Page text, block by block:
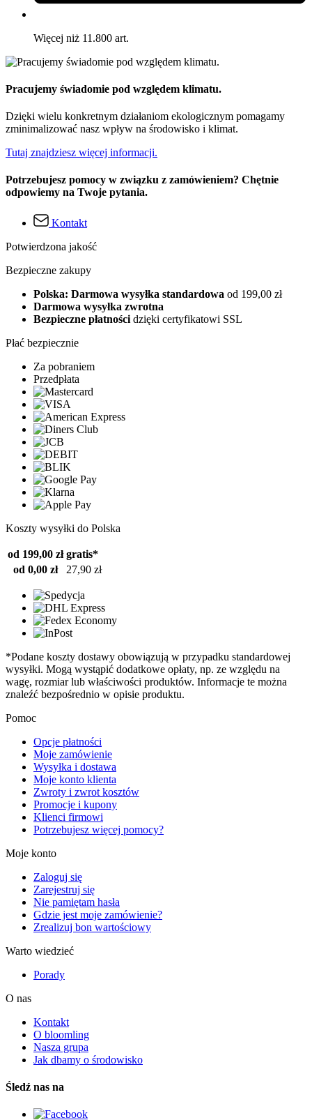
Więcej niż 11.800 art.
Pracujemy świadomie pod względem klimatu.
Dzięki wielu konkretnym działaniom ekologicznym pomagamy
zminimalizować nasz wpływ na środowisko i klimat.
Tutaj znajdziesz więcej informacji.
Potrzebujesz pomocy w związku z zamówieniem? Chętnie
odpowiemy na Twoje pytania.
Kontakt
Potwierdzona jakość
Bezpieczne zakupy
Polska: Darmowa wysyłka standardowa od 199,00 zł
Darmowa wysyłka zwrotna
Bezpieczne płatności dzięki certyfikatowi SSL
Płać bezpiecznie
Za pobraniem
Przedpłata
Koszty wysyłki do Polska
od 199,00 zł gratis*
od 0,00 zł
27,90 zł
*Podane koszty dostawy obowiązują w przypadku standardowej
wysyłki. Mogą wystąpić dodatkowe opłaty, np. ze względu na
wagę, rozmiar lub właściwości produktów. Informacje te można
znaleźć bezpośrednio w opisie produktu.
Pomoc
Opcje płatności
Moje zamówienie
Wysyłka i dostawa
Moje konto klienta
Zwroty i zwrot kosztów
Promocje i kupony
Klienci firmowi
Potrzebujesz więcej pomocy?
Moje konto
Zaloguj się
Zarejestruj się
Nie pamiętam hasła
Gdzie jest moje zamówienie?
Zrealizuj bon wartościowy
Warto wiedzieć
Porady
O nas
Kontakt
O bloomling
Nasza grupa
Jak dbamy o środowisko
Śledź nas na